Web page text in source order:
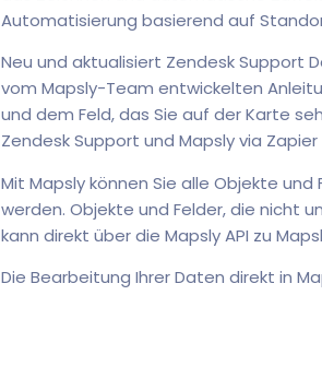
Automatisierung basierend auf
Neu und aktualisiert Zendesk Support
vom Mapsly-Team entwickelten
und dem Feld, das Sie auf der Karte
Zendesk Support und Mapsly via
Mit Mapsly können Sie alle Objekte
werden. Objekte und Felder, die nicht
kann direkt über die Mapsly API zu
Die Bearbeitung Ihrer Daten direkt in